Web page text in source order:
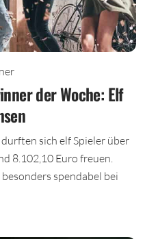
der Woche: Elf
sich elf Spieler über
8.102,10 Euro freuen.
spendabel bei